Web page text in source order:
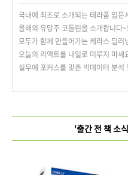
국내에 최초로 소개되는 테라폼 입문
올해의 유망주 코틀린을 소개합니다~!
모두가 함께 만들어가는 케라스 딥러
오늘의 리액트를 내일로 미루지 마세
실무에 포커스를 맞춘 빅데이터 분석
'출간 전 책 소